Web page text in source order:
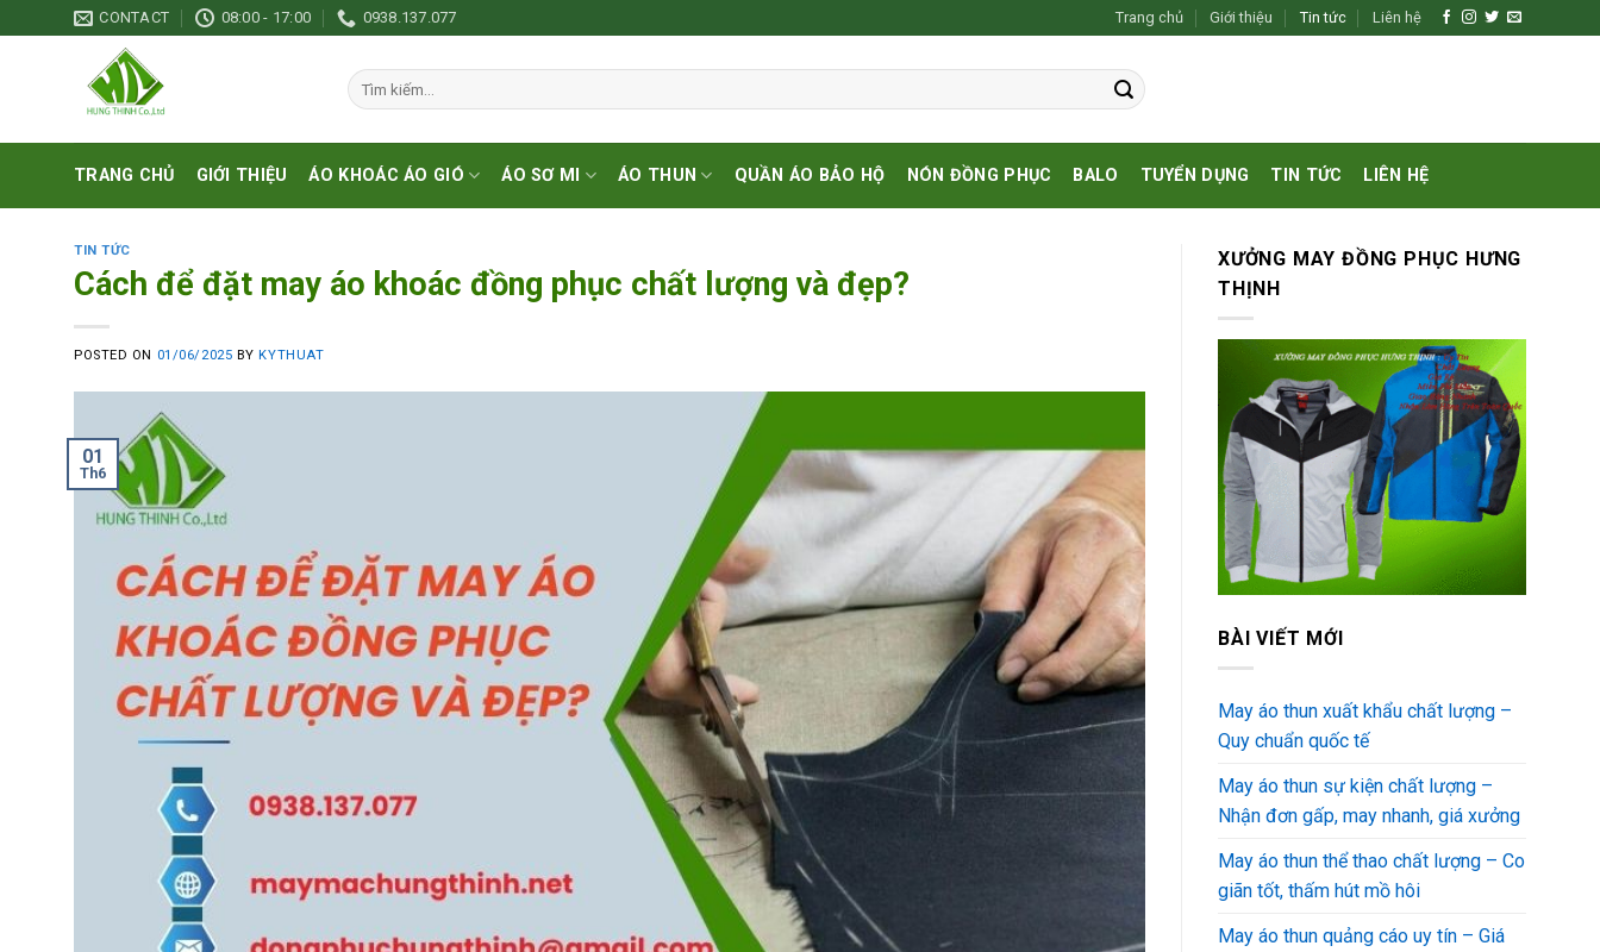
to
CONTACT 08:00 - 17:00 0938.137.077 Trang chủ Giới thiệu Tin tức Liên hệ
Tìm
kiếm:
TRANG CHỦ GIỚI THIỆU ÁO KHOÁC ÁO GIÓ ÁO SƠ MI ÁO THUN QUẦN ÁO BẢO HỘ NÓN ĐỒNG PHỤC BALO TUYỂN DỤNG TIN TỨC LIÊN HỆ
TIN TỨC
Cách để đặt may áo khoác đồng phục chất lượng và đẹp?
POSTED ON 01/06/2025 BYKYTHUAT
01
Th6
XƯỞNG MAY ĐỒNG PHỤC HƯNG
THỊNH
BÀI VIẾT MỚI
May áo thun xuất khẩu chất lượng –
Quy chuẩn quốc tế
May áo thun sự kiện chất lượng –
Nhận đơn gấp, may nhanh, giá xưởng
May áo thun thể thao chất lượng – Co
giãn tốt, thấm hút mồ hôi
May áo thun quảng cáo uy tín – Giá